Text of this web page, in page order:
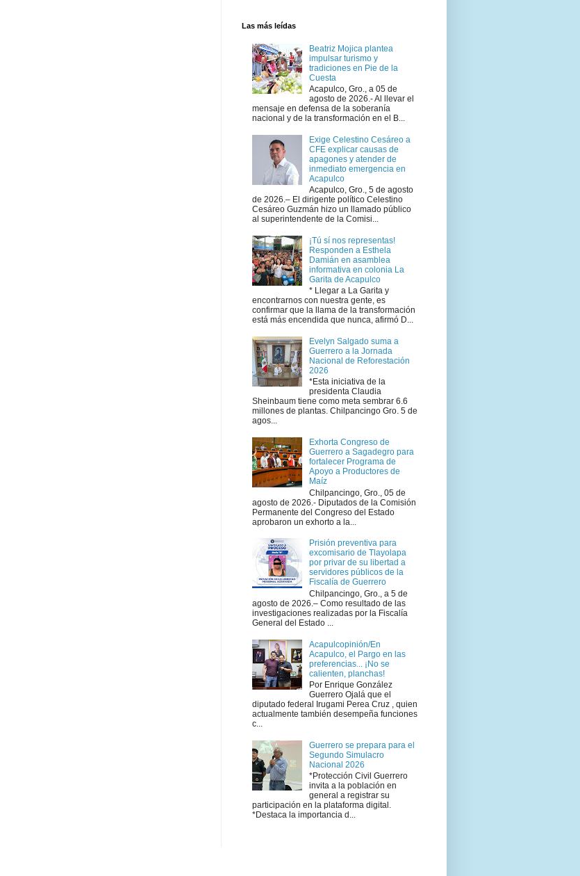
Las más leídas
Beatriz Mojica plantea
impulsar turismo y
tradiciones en Pie de la
Cuesta
Acapulco, Gro., a 05 de
agosto de 2026.- Al llevar el
mensaje en defensa de la soberanía
nacional y de la transformación en el B...
Exige Celestino Cesáreo a
CFE explicar causas de
apagones y atender de
inmediato emergencia en
Acapulco
Acapulco, Gro., 5 de agosto
de 2026.– El dirigente político Celestino
Cesáreo Guzmán hizo un llamado público
al superintendente de la Comisi...
¡Tú sí nos representas!
Responden a Esthela
Damián en asamblea
informativa en colonia La
Garita de Acapulco
* Llegar a La Garita y
encontrarnos con nuestra gente, es
confirmar que la llama de la transformación
está más encendida que nunca, afirmó D...
Evelyn Salgado suma a
Guerrero a la Jornada
Nacional de Reforestación
2026
*Esta iniciativa de la
presidenta Claudia
Sheinbaum tiene como meta sembrar 6.6
millones de plantas. Chilpancingo Gro. 5 de
agos...
Exhorta Congreso de
Guerrero a Sagadegro para
fortalecer Programa de
Apoyo a Productores de
Maíz
Chilpancingo, Gro., 05 de
agosto de 2026.- Diputados de la Comisión
Permanente del Congreso del Estado
aprobaron un exhorto a la...
Prisión preventiva para
excomisario de Tlayolapa
por privar de su libertad a
servidores públicos de la
Fiscalía de Guerrero
Chilpancingo, Gro., a 5 de
agosto de 2026.– Como resultado de las
investigaciones realizadas por la Fiscalía
General del Estado ...
Acapulcopinión/En
Acapulco, el Pargo en las
preferencias... ¡No se
calienten, planchas!
Por Enrique González
Guerrero Ojalá que el
diputado federal Irugami Perea Cruz , quien
actualmente también desempeña funciones
c...
Guerrero se prepara para el
Segundo Simulacro
Nacional 2026
*Protección Civil Guerrero
invita a la población en
general a registrar su
participación en la plataforma digital.
*Destaca la importancia d...